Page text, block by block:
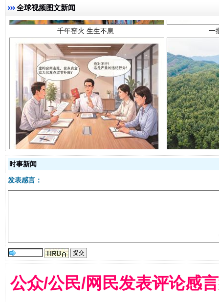
全球视频图文新闻
揭开“小金库”的免责幌子
时事新闻
发表感言：
公众/公民/网民发表评论感